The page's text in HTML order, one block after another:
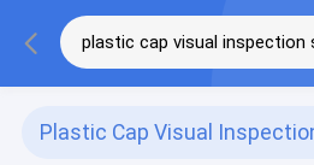
Plastic Cap Visual